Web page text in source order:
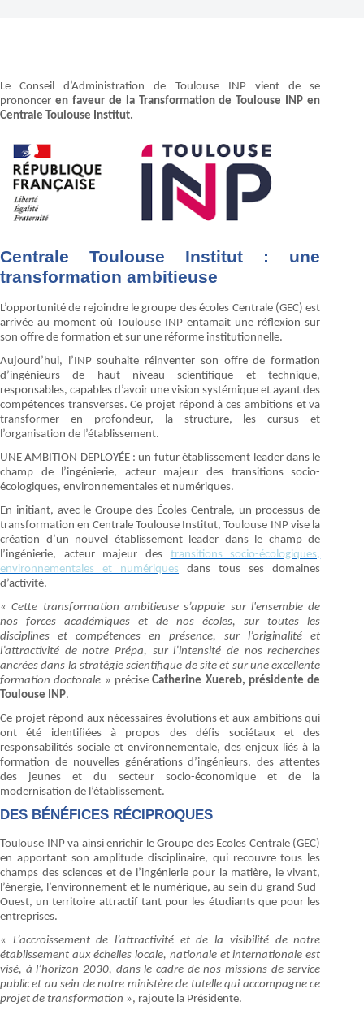
Le Conseil d’Administration de Toulouse INP vient de se
prononcer en faveur de la Transformation de Toulouse INP en
Centrale Toulouse Institut.
Centrale Toulouse Institut : une
transformation ambitieuse
L’opportunité de rejoindre le groupe des écoles Centrale (GEC) est
arrivée au moment où Toulouse INP entamait une réflexion sur
son offre de formation et sur une réforme institutionnelle.
Aujourd’hui, l’INP souhaite réinventer son offre de formation
d’ingénieurs de haut niveau scientifique et technique,
responsables, capables d’avoir une vision systémique et ayant des
compétences transverses. Ce projet répond à ces ambitions et va
transformer en profondeur, la structure, les cursus et
l’organisation de l’établissement.
UNE AMBITION DEPLOYÉE : un futur établissement leader dans le
champ de l’ingénierie, acteur majeur des transitions socio-
écologiques, environnementales et numériques.
En initiant, avec le Groupe des Écoles Centrale, un processus de
transformation en Centrale Toulouse Institut, Toulouse INP vise la
création d’un nouvel établissement leader dans le champ de
l’ingénierie, acteur majeur des transitions socio-écologiques,
environnementales et numériques dans tous ses domaines
d’activité.
«Cette transformation ambitieuse s’appuie sur l'ensemble de
nos forces académiques et de nos écoles, sur toutes les
disciplines et compétences en présence, sur l’originalité et
l’attractivité de notre Prépa, sur l’intensité de nos recherches
ancrées dans la stratégie scientifique de site et sur une excellente
formation doctorale » préciseCatherine Xuereb, présidente de
Toulouse INP.
Ce projet répond aux nécessaires évolutions et aux ambitions qui
ont été identifiées à propos des défis sociétaux et des
responsabilités sociale et environnementale, des enjeux liés à la
formation de nouvelles générations d’ingénieurs, des attentes
des jeunes et du secteur socio-économique et de la
modernisation de l’établissement.
DES BÉNÉFICES RÉCIPROQUES
Toulouse INP va ainsi enrichir le Groupe des Ecoles Centrale (GEC)
en apportant son amplitude disciplinaire, qui recouvre tous les
champs des sciences et de l’ingénierie pour la matière, le vivant,
l’énergie, l’environnement et le numérique, au sein du grand Sud-
Ouest, un territoire attractif tant pour les étudiants que pour les
entreprises.
« L’accroissement de l’attractivité et de la visibilité de notre
établissement aux échelles locale, nationale et internationale est
visé, à l’horizon 2030, dans le cadre de nos missions de service
public et au sein de notre ministère de tutelle qui accompagne ce
projet de transformation », rajoute la Présidente.